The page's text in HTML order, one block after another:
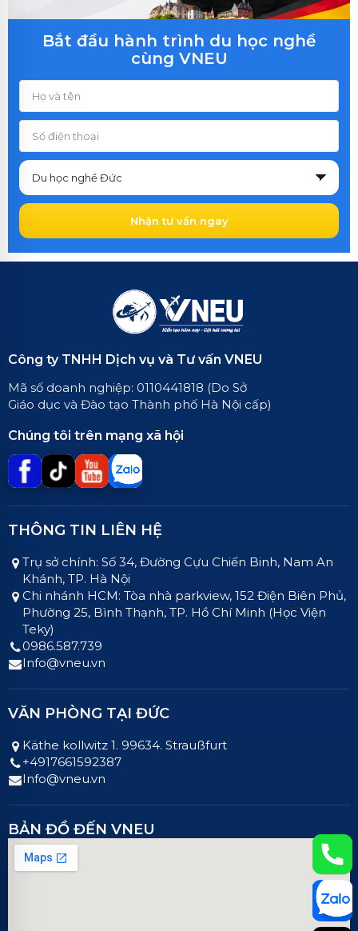
Bắt đầu hành trình du học nghề
cùng VNEU
Nhận tư vấn ngay
Công ty TNHH Dịch vụ và Tư vấn VNEU
Mã số doanh nghiệp: 0110441818 (Do Sở
Giáo dục và Đào tạo Thành phố Hà Nội cấp)
Chúng tôi trên mạng xã hội
THÔNG TIN LIÊN HỆ
Trụ sở chính: Số 34, Đường Cựu Chiến Binh, Nam An
Khánh, TP. Hà Nội
Chi nhánh HCM: Tòa nhà parkview, 152 Điện Biên Phủ,
Phường 25, Bình Thạnh, TP. Hồ Chí Minh (Học Viện
Teky)
0986.587.739
Info@vneu.vn
VĂN PHÒNG TẠI ĐỨC
Käthe kollwitz 1. 99634. Straußfurt
+4917661592387
Info@vneu.vn
BẢN ĐỒ ĐẾN VNEU